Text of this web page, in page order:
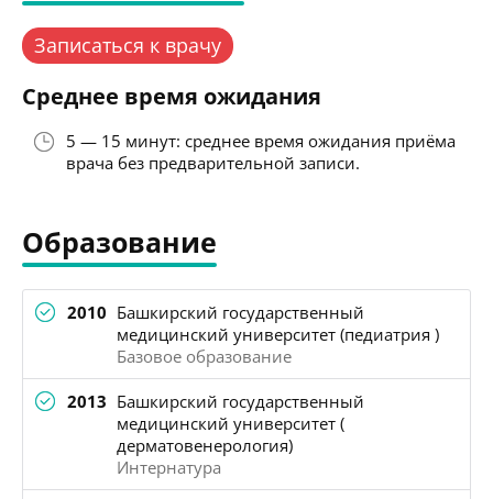
Записаться к врачу
Среднее время ожидания
5 — 15 минут: среднее время ожидания приёма
врача без предварительной записи.
Образование
2010 Башкирский государственный
медицинский университет (педиатрия )
Базовое образование
2013 Башкирский государственный
медицинский университет (
дерматовенерология)
Интернатура